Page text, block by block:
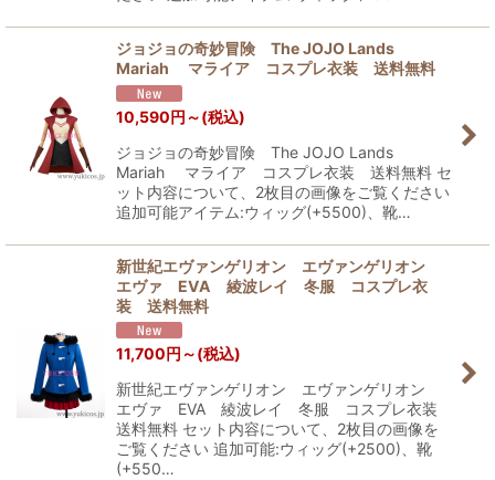
ジョジョの奇妙冒険 The JOJO Lands
Mariah マライア コスプレ衣装 送料無料
10,590円 ～(税込)
ジョジョの奇妙冒険 The JOJO Lands
Mariah マライア コスプレ衣装 送料無料 セ
ット内容について、2枚目の画像をご覧ください
追加可能アイテム:ウィッグ(+5500)、靴…
新世紀エヴァンゲリオン エヴァンゲリオン
エヴァ EVA 綾波レイ 冬服 コスプレ衣
装 送料無料
11,700円 ～(税込)
新世紀エヴァンゲリオン エヴァンゲリオン
エヴァ EVA 綾波レイ 冬服 コスプレ衣装
送料無料 セット内容について、2枚目の画像を
ご覧ください 追加可能:ウィッグ(+2500)、靴
(+550…